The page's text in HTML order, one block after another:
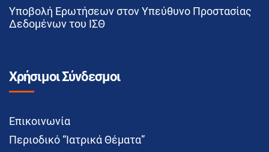
Υποβολή Ερωτήσεων στον Υπεύθυνο Προστασίας
Δεδομένων του ΙΣΘ
Χρήσιμοι Σύνδεσμοι
Επικοινωνία
Περιοδικό “Ιατρικά Θέματα”